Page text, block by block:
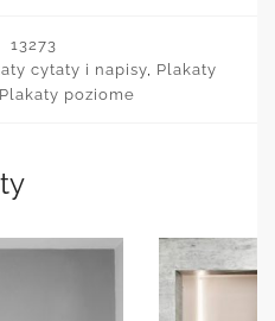
13273
cytaty i napisy, Plakaty
Plakaty poziome